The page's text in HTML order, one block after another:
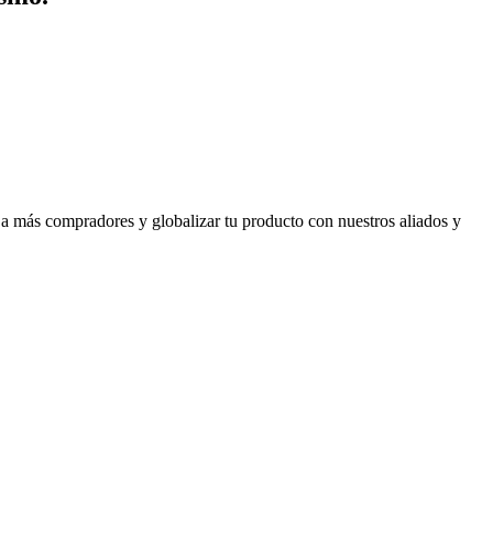
más compradores y globalizar tu producto con nuestros aliados y